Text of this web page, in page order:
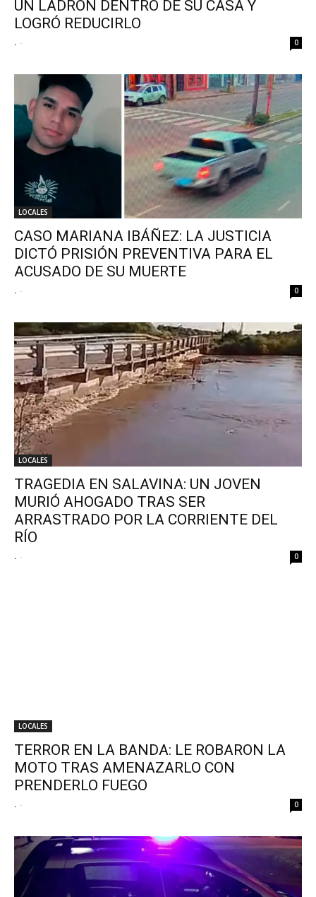
UN LADRÓN DENTRO DE SU CASA Y
LOGRÓ REDUCIRLO
. - 0
LOCALES
CASO MARIANA IBÁÑEZ: LA JUSTICIA
DICTÓ PRISIÓN PREVENTIVA PARA EL
ACUSADO DE SU MUERTE
. - 0
LOCALES
TRAGEDIA EN SALAVINA: UN JOVEN
MURIÓ AHOGADO TRAS SER
ARRASTRADO POR LA CORRIENTE DEL
RÍO
. - 0
LOCALES
TERROR EN LA BANDA: LE ROBARON LA
MOTO TRAS AMENAZARLO CON
PRENDERLO FUEGO
. - 0